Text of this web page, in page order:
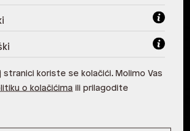
10020 Zagreb
Split
51000 Rijeka
Zadar Zadar
stranici koriste se kolačići. Molimo Vas
o kolačićima ili prilagodite